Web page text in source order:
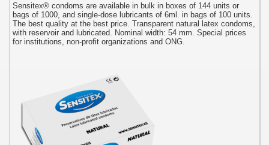
Sensitex® condoms are available in bulk in boxes of 144 units or
bags of 1000, and single-dose lubricants of 6ml. in bags of 100 units.
The best quality at the best price. Transparent natural latex condoms,
with reservoir and lubricated. Nominal width: 54 mm. Special prices
for institutions, non-profit organizations and ONG.